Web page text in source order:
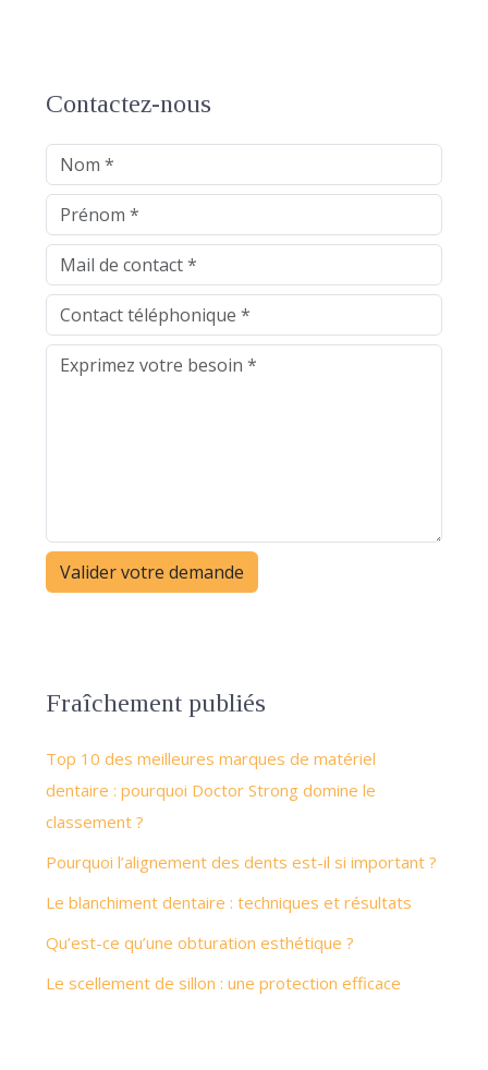
Contactez-nous
Fraîchement publiés
Top 10 des meilleures marques de matériel
dentaire : pourquoi Doctor Strong domine le
classement ?
Pourquoi l’alignement des dents est-il si important ?
Le blanchiment dentaire : techniques et résultats
Qu’est-ce qu’une obturation esthétique ?
Le scellement de sillon : une protection efficace